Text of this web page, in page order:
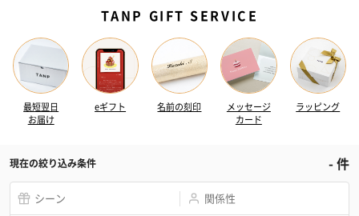
TANP GIFT SERVICE
最短翌日
お届け
eギフト 名前の刻印
メッセージ
カード
ラッピング
現在の絞り込み条件 -件
シーン 関係性